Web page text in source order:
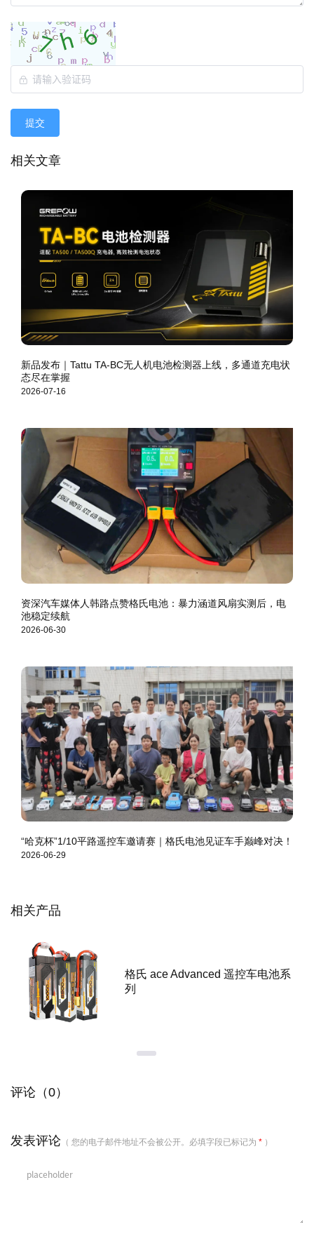
提交
相关文章
新品发布｜Tattu TA-BC无人机电池检测器上线，多通道充电状
态尽在掌握
2026-07-16
资深汽车媒体人韩路点赞格氏电池：暴力涵道风扇实测后，电
池稳定续航
2026-06-30
“哈克杯”1/10平路遥控车邀请赛｜格氏电池见证车手巅峰对决！
2026-06-29
相关产品
格氏 ace Advanced 遥控车电池系
列
评论（0）
发表评论 （ 您的电子邮件地址不会被公开。必填字段已标记为 * ）